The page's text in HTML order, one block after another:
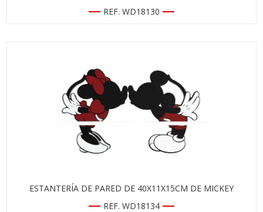
REF. WD18130
ESTANTERÍA DE PARED DE 40X11X15CM DE MICKEY
REF. WD18134